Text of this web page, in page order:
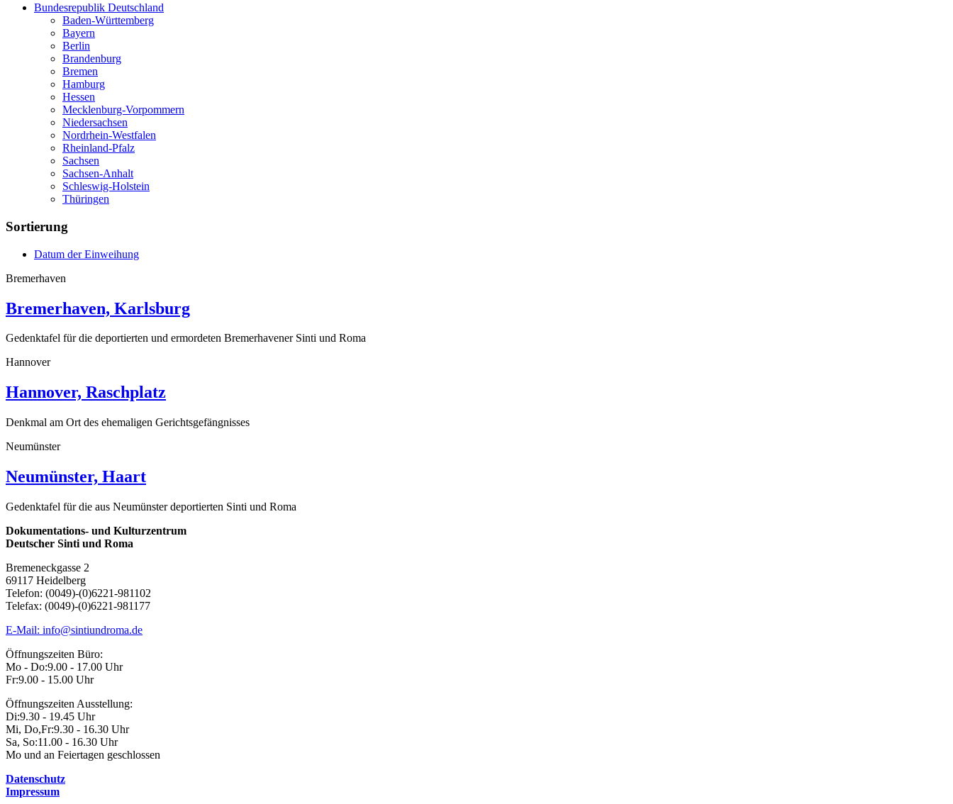
Bundesrepublik Deutschland
Baden-Württemberg
Bayern
Berlin
Brandenburg
Bremen
Hamburg
Hessen
Mecklenburg-Vorpommern
Niedersachsen
Nordrhein-Westfalen
Rheinland-Pfalz
Sachsen
Sachsen-Anhalt
Schleswig-Holstein
Thüringen
Sortierung
Datum der Einweihung
Bremerhaven
Bremerhaven, Karlsburg
Gedenktafel für die deportierten und ermordeten Bremerhavener Sinti und Roma
Hannover
Hannover, Raschplatz
Denkmal am Ort des ehemaligen Gerichtsgefängnisses
Neumünster
Neumünster, Haart
Gedenktafel für die aus Neumünster deportierten Sinti und Roma
Dokumentations- und Kulturzentrum
Deutscher Sinti und Roma
Bremeneckgasse 2
69117 Heidelberg
Telefon: (0049)-(0)6221-981102
Telefax: (0049)-(0)6221-981177
E-Mail: info@sintiundroma.de
Öffnungszeiten Büro:
Mo - Do:9.00 - 17.00 Uhr
Fr:9.00 - 15.00 Uhr
Öffnungszeiten Ausstellung:
Di:9.30 - 19.45 Uhr
Mi, Do,Fr:9.30 - 16.30 Uhr
Sa, So:11.00 - 16.30 Uhr
Mo und an Feiertagen geschlossen
Datenschutz
Impressum